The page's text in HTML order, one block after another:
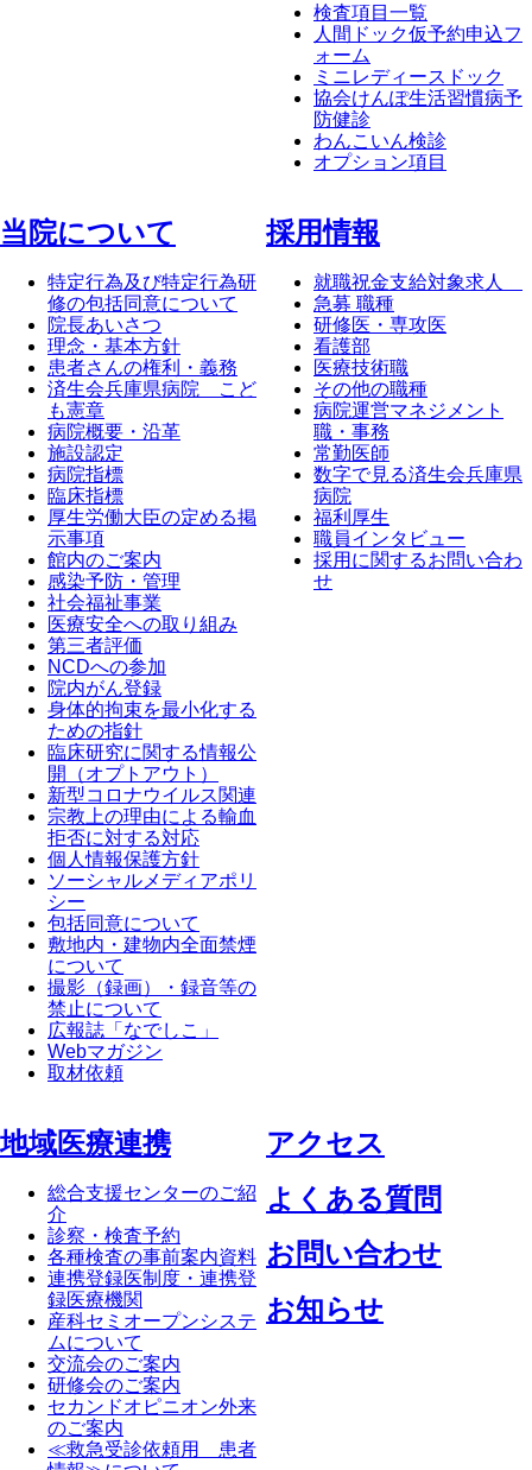
検査項目一覧
人間ドック仮予約申込フ
ォーム
ミニレディースドック
協会けんぽ生活習慣病予
防健診
わんこいん検診
オプション項目
当院について
特定行為及び特定行為研
修の包括同意について
院長あいさつ
理念・基本方針
患者さんの権利・義務
済生会兵庫県病院 こど
も憲章
病院概要・沿革
施設認定
病院指標
臨床指標
厚生労働大臣の定める掲
示事項
館内のご案内
感染予防・管理
社会福祉事業
医療安全への取り組み
第三者評価
NCDへの参加
院内がん登録
身体的拘束を最小化する
ための指針
臨床研究に関する情報公
開（オプトアウト）
新型コロナウイルス関連
宗教上の理由による輸血
拒否に対する対応
個人情報保護方針
ソーシャルメディアポリ
シー
包括同意について
敷地内・建物内全面禁煙
について
撮影（録画）・録音等の
禁止について
広報誌「なでしこ」
Webマガジン
取材依頼
採⽤情報
就職祝金支給対象求人
急募 職種
研修医・専攻医
看護部
医療技術職
その他の職種
病院運営マネジメント
職・事務
常勤医師
数字で見る済生会兵庫県
病院
福利厚生
職員インタビュー
採用に関するお問い合わ
せ
地域医療連携
総合支援センターのご紹
介
診察・検査予約
各種検査の事前案内資料
連携登録医制度・連携登
録医療機関
産科セミオープンシステ
ムについて
交流会のご案内
研修会のご案内
セカンドオピニオン外来
のご案内
≪救急受診依頼用 患者
アクセス
よくある質問
お問い合わせ
お知らせ